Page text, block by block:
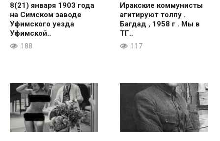
8(21) января 1903 года
на Симском заводе
Уфимского уезда
Уфимской..
188
Иракские коммунисты
агитируют толпу .
Багдад , 1958 г . Мы в
ТГ..
117